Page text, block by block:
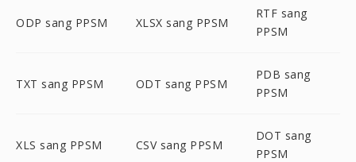
ODP sang PPSM XLSX sang PPSM
RTF sang
PPSM
TXT sang PPSM ODT sang PPSM
PDB sang
PPSM
XLS sang PPSM CSV sang PPSM
DOT sang
PPSM